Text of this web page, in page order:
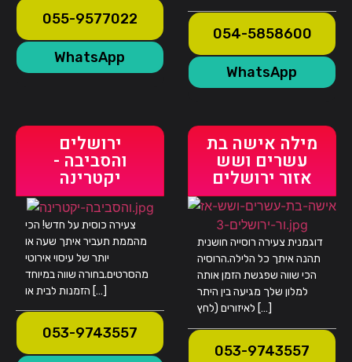
055-9577022
WhatsApp
054-5858600
WhatsApp
ירושלים
והסביבה -
יקטרינה
צעירה כוסית על חדש! הכי
מהממת תעביר איתך שעה או
יותר של עיסוי אירוטי
מהסרטים.בחורה שווה במיוחד
הזמנות לבית או […]
053-9743557
מילה אישה בת
עשרים ושש
אזור ירושלים
דוגמנית צעירה רוסייה חושנית
תהנה איתך כל הלילה.הרוסיה
הכי שווה שפגשת הזמן אותה
למלון שלך מגיעה בין היתר
לאיזורים (לחץ […]
053-9743557